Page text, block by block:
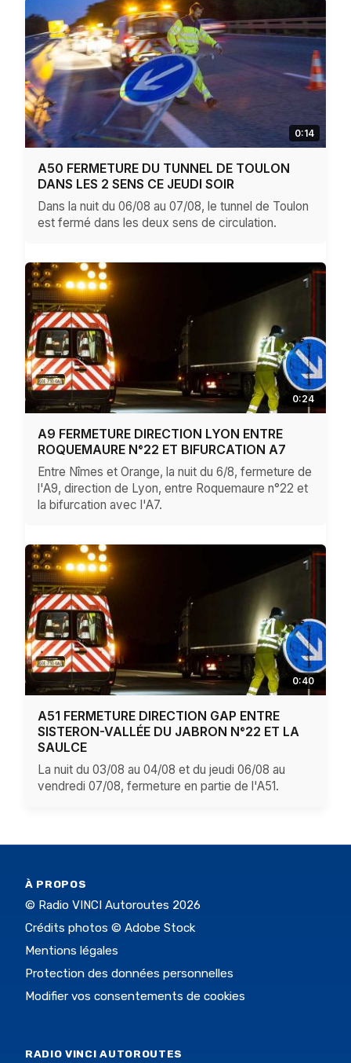
0:14
A50 FERMETURE DU TUNNEL DE TOULON
DANS LES 2 SENS CE JEUDI SOIR
Dans la nuit du 06/08 au 07/08, le tunnel de Toulon
est fermé dans les deux sens de circulation.
0:24
A9 FERMETURE DIRECTION LYON ENTRE
ROQUEMAURE N°22 ET BIFURCATION A7
Entre Nîmes et Orange, la nuit du 6/8, fermeture de
l'A9, direction de Lyon, entre Roquemaure n°22 et
la bifurcation avec l'A7.
0:40
A51 FERMETURE DIRECTION GAP ENTRE
SISTERON-VALLÉE DU JABRON N°22 ET LA
SAULCE
La nuit du 03/08 au 04/08 et du jeudi 06/08 au
vendredi 07/08, fermeture en partie de l'A51.
À PROPOS
© Radio VINCI Autoroutes 2026
Crédits photos © Adobe Stock
Mentions légales
Protection des données personnelles
Modifier vos consentements de cookies
RADIO VINCI AUTOROUTES